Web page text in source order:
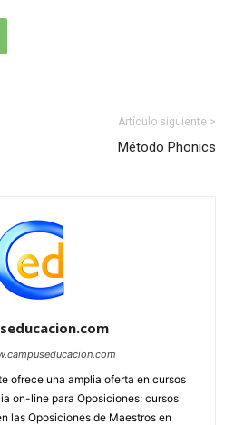
Artículo siguiente >
Método Phonics
ofrece una amplia oferta en cursos
on-line para Oposiciones: cursos
las Oposiciones de Maestros en